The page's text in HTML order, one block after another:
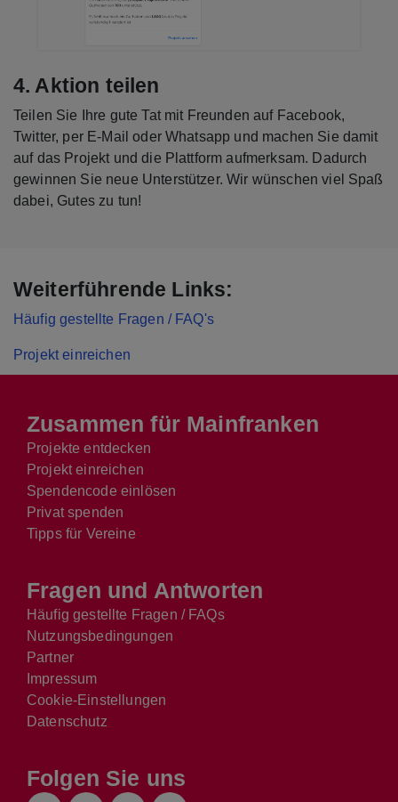
4. Aktion teilen
Teilen Sie Ihre gute Tat mit Freunden auf Facebook,
Twitter, per E-Mail oder Whatsapp und machen Sie damit
auf das Projekt und die Plattform aufmerksam. Dadurch
gewinnen Sie neue Unterstützer. Wir wünschen viel Spaß
dabei, Gutes zu tun!
Weiterführende Links:
Häufig gestellte Fragen / FAQ's
Projekt einreichen
Zusammen für Mainfranken
Projekte entdecken
Projekt einreichen
Spendencode einlösen
Privat spenden
Tipps für Vereine
Fragen und Antworten
Häufig gestellte Fragen / FAQs
Nutzungsbedingungen
Partner
Impressum
Cookie-Einstellungen
Datenschutz
Folgen Sie uns